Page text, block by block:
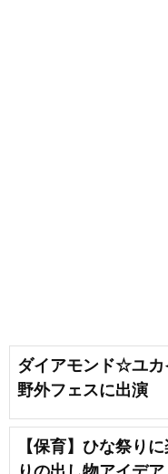
ダイアモンド☆ユカ
野外フェスに出演
【保育】ひな祭り